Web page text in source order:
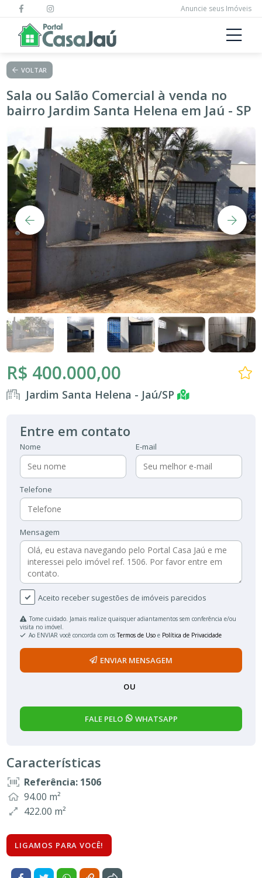
Anuncie seus Imóveis
VOLTAR
Sala ou Salão Comercial à venda no
bairro Jardim Santa Helena em Jaú - SP
R$ 400.000,00
Jardim Santa Helena - Jaú/SP
Entre em contato
Nome E-mail
Telefone
Mensagem
Aceito receber sugestões de imóveis parecidos
Tome cuidado. Jamais realize quaisquer adiantamentos sem conferência e/ou
visita no imóvel.
Ao ENVIAR você concorda com osTermos de Uso e Política de Privacidade
ENVIAR MENSAGEM
OU
FALE PELO WHATSAPP
Características
Referência: 1506
94.00 m²
422.00 m²
LIGAMOS PARA VOCÊ!